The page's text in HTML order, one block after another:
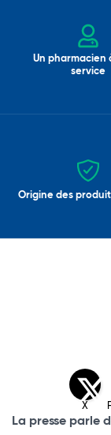
Un pharmacien
service
Origine des
X
La presse parle